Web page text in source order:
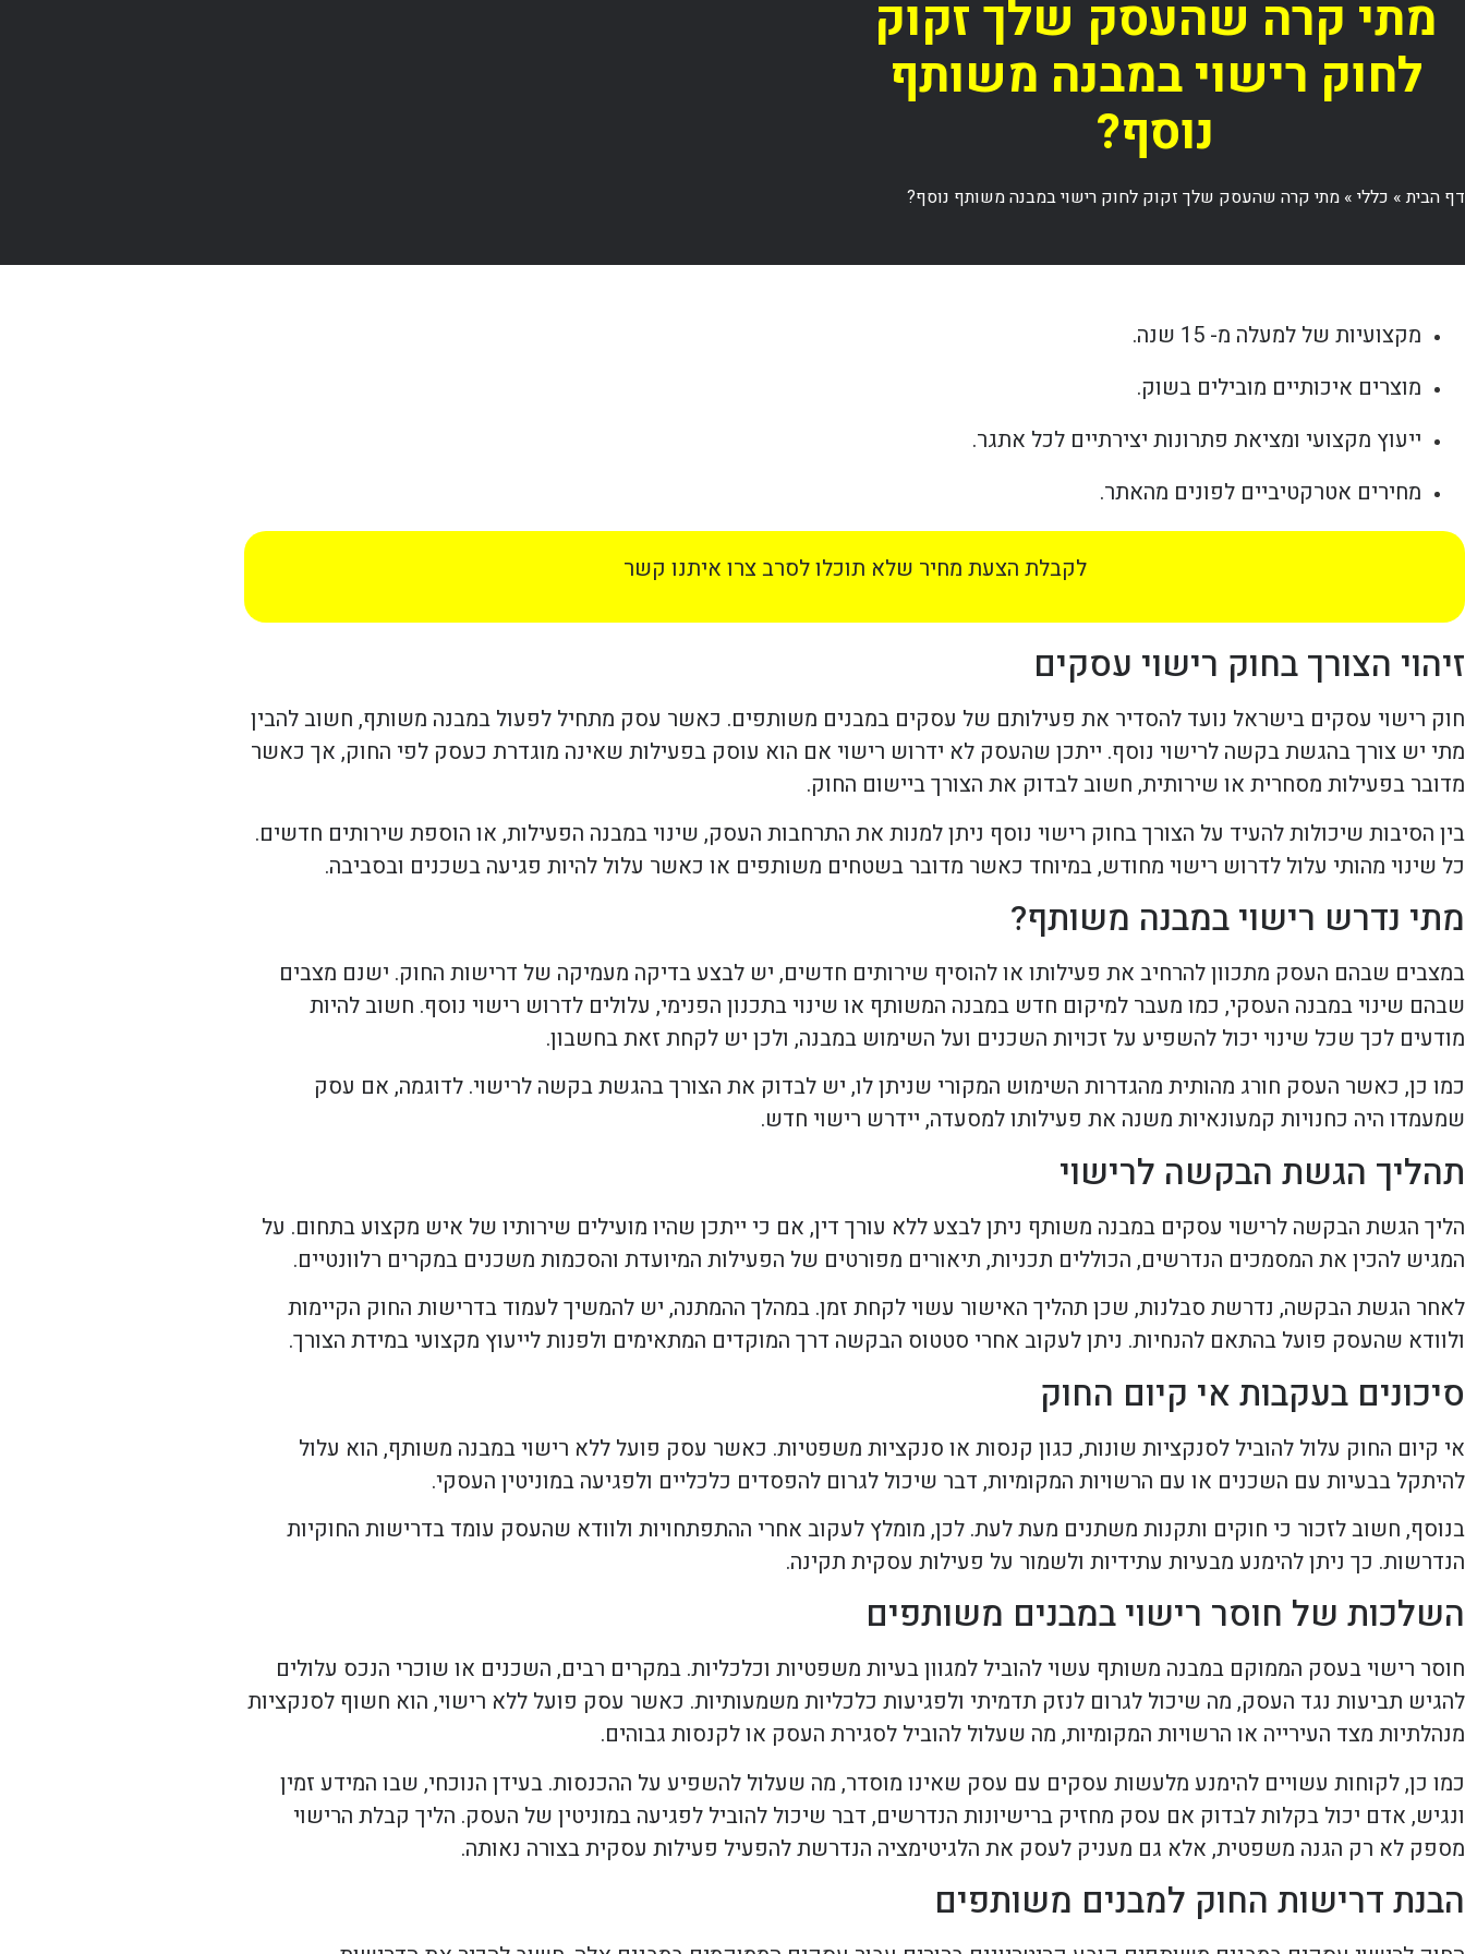
מתי קרה שהעסק שלך זקוק
לחוק רישוי במבנה משותף
נוסף?
דף הבית» כללי » מתי קרה שהעסק שלך זקוק לחוק רישוי במבנה משותף נוסף?
מקצועיות של למעלה מ- 15 שנה.
מוצרים איכותיים מובילים בשוק.
ייעוץ מקצועי ומציאת פתרונות יצירתיים לכל אתגר.
מחירים אטרקטיביים לפונים מהאתר.
לקבלת הצעת מחיר שלא תוכלו לסרב צרו איתנו קשר
זיהוי הצורך בחוק רישוי עסקים
חוק רישוי עסקים בישראל נועד להסדיר את פעילותם של עסקים במבנים משותפים. כאשר עסק מתחיל לפעול במבנה משותף, חשוב להבין
מתי יש צורך בהגשת בקשה לרישוי נוסף. ייתכן שהעסק לא ידרוש רישוי אם הוא עוסק בפעילות שאינה מוגדרת כעסק לפי החוק, אך כאשר
מדובר בפעילות מסחרית או שירותית, חשוב לבדוק את הצורך ביישום החוק.
בין הסיבות שיכולות להעיד על הצורך בחוק רישוי נוסף ניתן למנות את התרחבות העסק, שינוי במבנה הפעילות, או הוספת שירותים חדשים.
כל שינוי מהותי עלול לדרוש רישוי מחודש, במיוחד כאשר מדובר בשטחים משותפים או כאשר עלול להיות פגיעה בשכנים ובסביבה.
מתי נדרש רישוי במבנה משותף?
במצבים שבהם העסק מתכוון להרחיב את פעילותו או להוסיף שירותים חדשים, יש לבצע בדיקה מעמיקה של דרישות החוק. ישנם מצבים
שבהם שינוי במבנה העסקי, כמו מעבר למיקום חדש במבנה המשותף או שינוי בתכנון הפנימי, עלולים לדרוש רישוי נוסף. חשוב להיות
מודעים לכך שכל שינוי יכול להשפיע על זכויות השכנים ועל השימוש במבנה, ולכן יש לקחת זאת בחשבון.
כמו כן, כאשר העסק חורג מהותית מהגדרות השימוש המקורי שניתן לו, יש לבדוק את הצורך בהגשת בקשה לרישוי. לדוגמה, אם עסק
שמעמדו היה כחנויות קמעונאיות משנה את פעילותו למסעדה, יידרש רישוי חדש.
תהליך הגשת הבקשה לרישוי
הליך הגשת הבקשה לרישוי עסקים במבנה משותף ניתן לבצע ללא עורך דין, אם כי ייתכן שהיו מועילים שירותיו של איש מקצוע בתחום. על
המגיש להכין את המסמכים הנדרשים, הכוללים תכניות, תיאורים מפורטים של הפעילות המיועדת והסכמות משכנים במקרים רלוונטיים.
לאחר הגשת הבקשה, נדרשת סבלנות, שכן תהליך האישור עשוי לקחת זמן. במהלך ההמתנה, יש להמשיך לעמוד בדרישות החוק הקיימות
ולוודא שהעסק פועל בהתאם להנחיות. ניתן לעקוב אחרי סטטוס הבקשה דרך המוקדים המתאימים ולפנות לייעוץ מקצועי במידת הצורך.
סיכונים בעקבות אי קיום החוק
אי קיום החוק עלול להוביל לסנקציות שונות, כגון קנסות או סנקציות משפטיות. כאשר עסק פועל ללא רישוי במבנה משותף, הוא עלול
להיתקל בבעיות עם השכנים או עם הרשויות המקומיות, דבר שיכול לגרום להפסדים כלכליים ולפגיעה במוניטין העסקי.
בנוסף, חשוב לזכור כי חוקים ותקנות משתנים מעת לעת. לכן, מומלץ לעקוב אחרי ההתפתחויות ולוודא שהעסק עומד בדרישות החוקיות
הנדרשות. כך ניתן להימנע מבעיות עתידיות ולשמור על פעילות עסקית תקינה.
השלכות של חוסר רישוי במבנים משותפים
חוסר רישוי בעסק הממוקם במבנה משותף עשוי להוביל למגוון בעיות משפטיות וכלכליות. במקרים רבים, השכנים או שוכרי הנכס עלולים
להגיש תביעות נגד העסק, מה שיכול לגרום לנזק תדמיתי ולפגיעות כלכליות משמעותיות. כאשר עסק פועל ללא רישוי, הוא חשוף לסנקציות
מנהלתיות מצד העירייה או הרשויות המקומיות, מה שעלול להוביל לסגירת העסק או לקנסות גבוהים.
כמו כן, לקוחות עשויים להימנע מלעשות עסקים עם עסק שאינו מוסדר, מה שעלול להשפיע על ההכנסות. בעידן הנוכחי, שבו המידע זמין
ונגיש, אדם יכול בקלות לבדוק אם עסק מחזיק ברישיונות הנדרשים, דבר שיכול להוביל לפגיעה במוניטין של העסק. הליך קבלת הרישוי
מספק לא רק הגנה משפטית, אלא גם מעניק לעסק את הלגיטימציה הנדרשת להפעיל פעילות עסקית בצורה נאותה.
הבנת דרישות החוק למבנים משותפים